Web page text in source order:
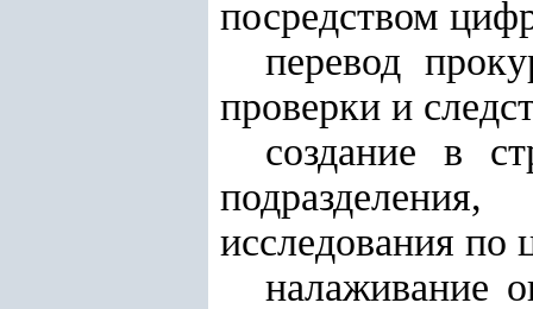
посредством
перевод
проверки и
создание в
исследования по
налаживание